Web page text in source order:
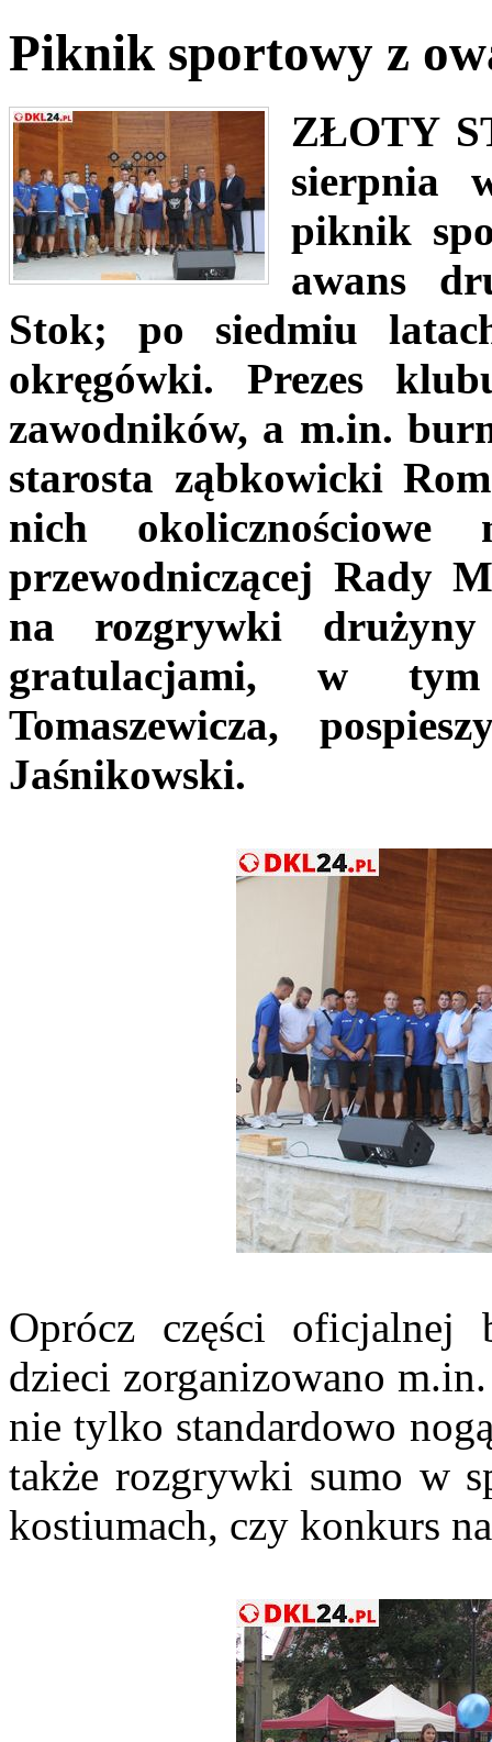
Piknik sportowy z
ZŁOTY
sierpnia
piknik
awans
Stok; po siedmiu
okręgówki. Prezes
zawodników, a m.in.
starosta ząbkowicki
nich
przewodniczącej Rady
na rozgrywki
gratulacjami, w
Tomaszewicza,
Jaśnikowski.
Oprócz części oficjalnej
dzieci zorganizowano
nie tylko standardowo
także rozgrywki sumo w
kostiumach, czy konkurs